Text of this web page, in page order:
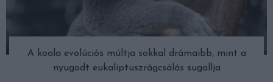
A koala evolúciós múltja sokkal drámaibb, mint a
nyugodt eukaliptuszrágcsálás sugallja